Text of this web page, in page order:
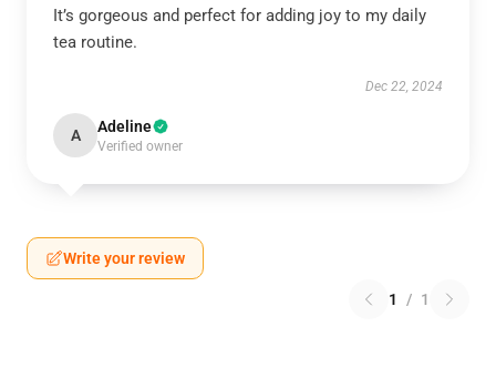
It’s gorgeous and perfect for adding joy to my daily
tea routine.
Dec 22, 2024
A Adeline
Verified owner
Write your review
1 / 1